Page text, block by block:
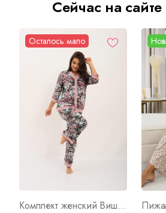
Сейчас на сайте
Осталось мало
Комплект женский Вишенки В Арт. 9682